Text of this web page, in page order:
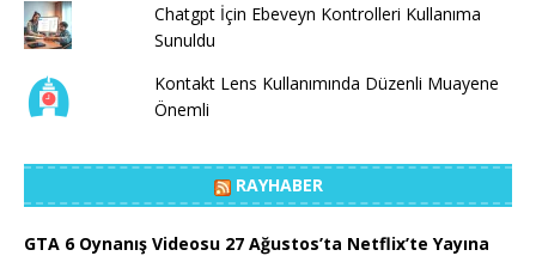
Chatgpt İçin Ebeveyn Kontrolleri Kullanıma
Sunuldu
Kontakt Lens Kullanımında Düzenli Muayene
Önemli
RAYHABER
GTA 6 Oynanış Videosu 27 Ağustos’ta Netflix’te Yayına